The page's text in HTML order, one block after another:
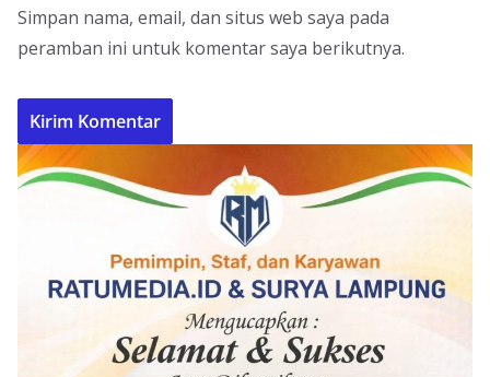
Simpan nama, email, dan situs web saya pada
peramban ini untuk komentar saya berikutnya.